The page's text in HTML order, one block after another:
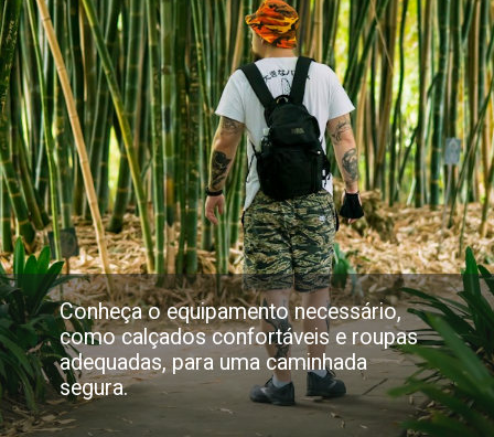
Conheça o equipamento necessário,
como calçados confortáveis e roupas
adequadas, para uma caminhada
segura.